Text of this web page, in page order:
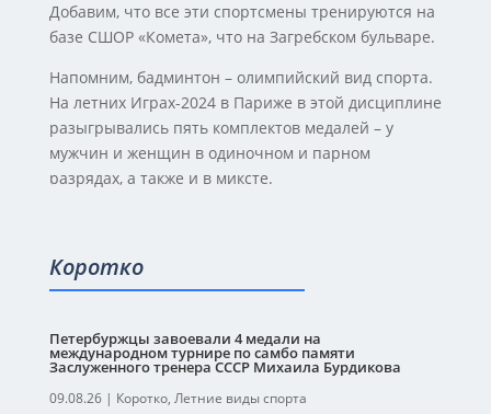
Добавим, что все эти спортсмены тренируются на
базе СШОР «Комета», что на Загребском бульваре.
Напомним, бадминтон – олимпийский вид спорта.
На летних Играх-2024 в Париже в этой дисциплине
разыгрывались пять комплектов медалей – у
мужчин и женщин в одиночном и парном
разрядах, а также и в миксте.
Коротко
Петербуржцы завоевали 4 медали на
международном турнире по самбо памяти
Заслуженного тренера СССР Михаила Бурдикова
09.08.26| Коротко, Летние виды спорта